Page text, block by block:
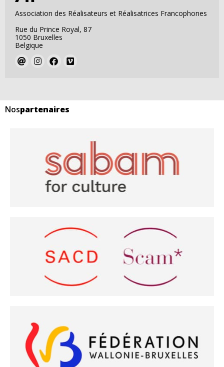
Association des Réalisateurs et Réalisatrices Francophones
Rue du Prince Royal, 87
1050 Bruxelles
Belgique
Nospartenaires